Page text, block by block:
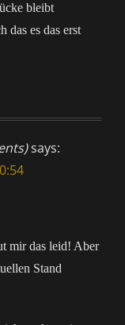
bleibt
das es das erst
says:
mir das leid! Aber
Stand